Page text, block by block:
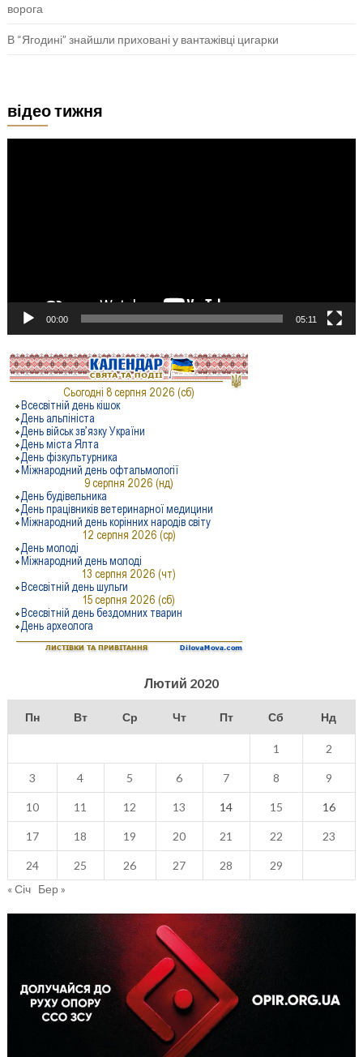
ворога
В “Ягодині” знайшли приховані у вантажівці цигарки
відео тижня
00:00 05:11
Лютий 2020
Пн Вт Ср Чт Пт Сб Нд
1 2
3 4 5 6 7 8 9
10 11 12 13 14 15 16
17 18 19 20 21 22 23
24 25 26 27 28
29
« Січ Бер »